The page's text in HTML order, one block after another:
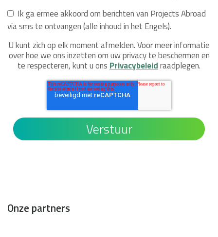
Ik ga ermee akkoord om berichten van Projects Abroad
via sms te ontvangen (alle inhoud in het Engels).
U kunt zich op elk moment afmelden. Voor meer informatie
over hoe we ons inzetten om uw privacy te beschermen en
te respecteren, kunt u ons Privacybeleidraadplegen.
Onze partners